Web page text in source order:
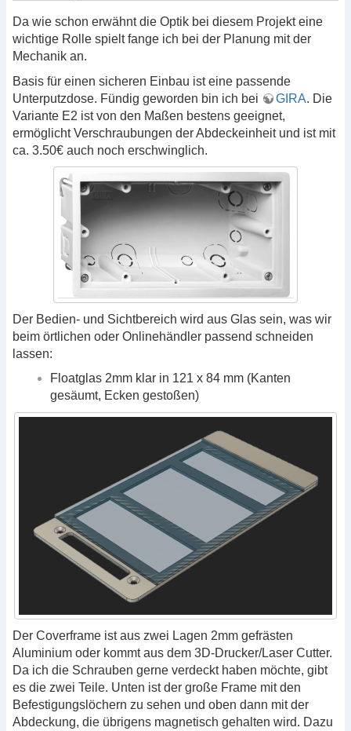
Da wie schon erwähnt die Optik bei diesem Projekt eine
wichtige Rolle spielt fange ich bei der Planung mit der
Mechanik an.
Basis für einen sicheren Einbau ist eine passende
Unterputzdose. Fündig geworden bin ich bei
GIRA. Die
Variante E2 ist von den Maßen bestens geeignet,
ermöglicht Verschraubungen der Abdeckeinheit und ist mit
ca. 3.50€ auch noch erschwinglich.
Der Bedien- und Sichtbereich wird aus Glas sein, was wir
beim örtlichen oder Onlinehändler passend schneiden
lassen:
Floatglas 2mm klar in 121 x 84 mm (Kanten
gesäumt, Ecken gestoßen)
Der Coverframe ist aus zwei Lagen 2mm gefrästen
Aluminium oder kommt aus dem 3D-Drucker/Laser Cutter.
Da ich die Schrauben gerne verdeckt haben möchte, gibt
es die zwei Teile. Unten ist der große Frame mit den
Befestigungslöchern zu sehen und oben dann mit der
Abdeckung, die übrigens magnetisch gehalten wird. Dazu